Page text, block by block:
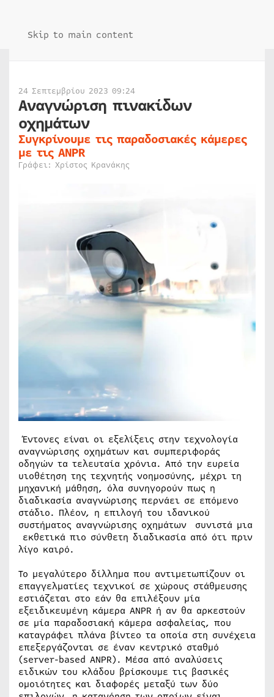
Skip to main content
24 Σεπτεμβρίου 2023 09:24
Αναγνώριση πινακίδων
οχημάτων
Συγκρίνουμε τις παραδοσιακές κάμερες
με τις ANPR
Γράφει: Χρίστος Κρανάκης
Έντονες είναι οι εξελίξεις στην τεχνολογία
αναγνώρισης οχημάτων και συμπεριφοράς
οδηγών τα τελευταία χρόνια. Από την ευρεία
υιοθέτηση της τεχνητής νοημοσύνης, μέχρι τη
μηχανική μάθηση, όλα συνηγορούν πως η
διαδικασία αναγνώρισης περνάει σε επόμενο
στάδιο. Πλέον, η επιλογή του ιδανικού
συστήματος αναγνώρισης οχημάτων συνιστά μια
εκθετικά πιο σύνθετη διαδικασία από ότι πριν
λίγο καιρό.
Το μεγαλύτερο δίλλημα που αντιμετωπίζουν οι
επαγγελματίες τεχνικοί σε χώρους στάθμευσης
εστιάζεται στο εάν θα επιλέξουν μία
εξειδικευμένη κάμερα ANPR ή αν θα αρκεστούν
σε μία παραδοσιακή κάμερα ασφαλείας, που
καταγράφει πλάνα βίντεο τα οποία στη συνέχεια
επεξεργάζονται σε έναν κεντρικό σταθμό
(server-based ANPR). Μέσα από αναλύσεις
ειδικών του κλάδου βρίσκουμε τις βασικές
ομοιότητες και διαφορές μεταξύ των δύο